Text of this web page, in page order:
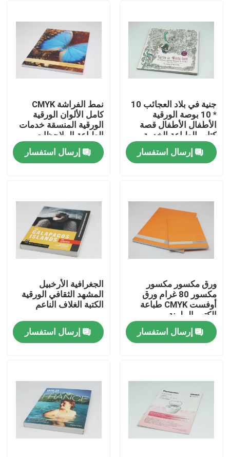
منزل
أشرطة فيديو
حول بنا
جولة في المعمل
ضبط الجودة
صندوق تغليف الطباعة
جنية في بلاد العجائب 10
* 10 بوصة الورقية
الأطفال الأطفال قصة
كتاب الطباعة الخدمة
إرسال استفسار
نمط الفراشة CMYK
كامل الألوان الورقية
الورقية المنسقة خدمات
الطباعة الملاحظات
إرسال استفسار
ورق مكسور مكسور
مكسور 80 غرام ورق
أوفست CMYK طباعة
الكتب الملونة
إرسال استفسار
الجغرافية الأرخبيل
المشهد الثقافي الورقية
الكتبة الغلاف الناعم
إرسال استفسار